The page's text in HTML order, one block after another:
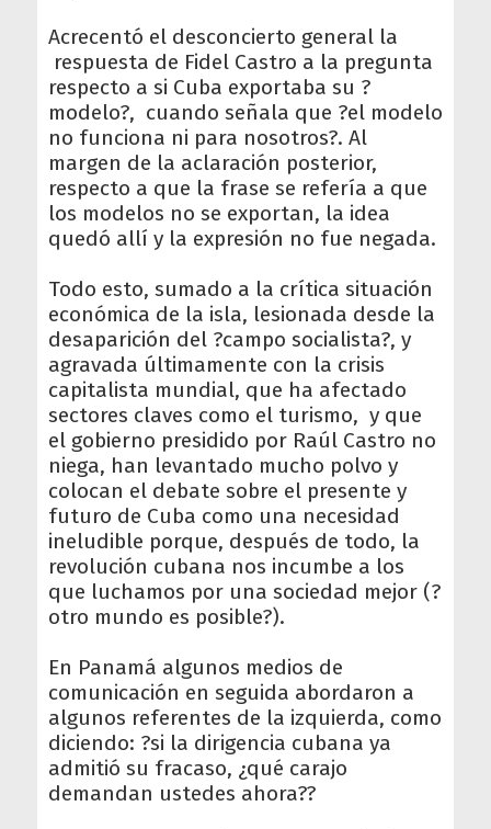
Acrecentó el desconcierto general la
respuesta de Fidel Castro a la pregunta
respecto a si Cuba exportaba su ?
modelo?, cuando señala que ?el modelo
no funciona ni para nosotros?. Al
margen de la aclaración posterior,
respecto a que la frase se refería a que
los modelos no se exportan, la idea
quedó allí y la expresión no fue negada.
Todo esto, sumado a la crítica situación
económica de la isla, lesionada desde la
desaparición del ?campo socialista?, y
agravada últimamente con la crisis
capitalista mundial, que ha afectado
sectores claves como el turismo, y que
el gobierno presidido por Raúl Castro no
niega, han levantado mucho polvo y
colocan el debate sobre el presente y
futuro de Cuba como una necesidad
ineludible porque, después de todo, la
revolución cubana nos incumbe a los
que luchamos por una sociedad mejor (?
otro mundo es posible?).
En Panamá algunos medios de
comunicación en seguida abordaron a
algunos referentes de la izquierda, como
diciendo: ?si la dirigencia cubana ya
admitió su fracaso, ¿qué carajo
demandan ustedes ahora??